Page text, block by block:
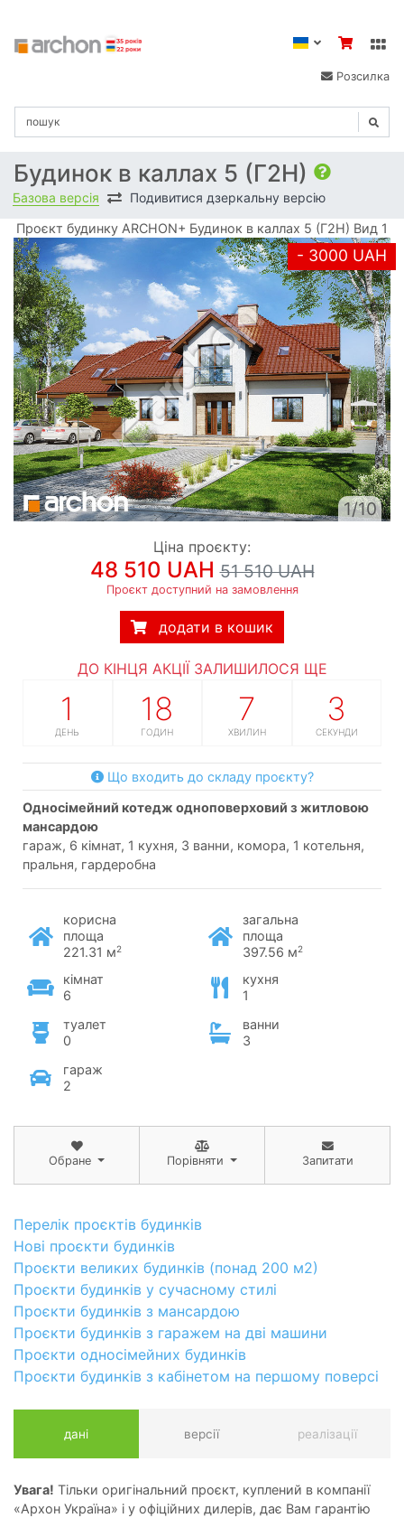
Розсилка
Будинок в каллах 5 (Г2Н)
Базова версія Подивитися дзеркальну версію
Проєкт будинку ARCHON+ Будинок в каллах 5 (Г2Н) Вид 1
- 3000 UAH
1/10
Ціна проєкту:
48 510 UAH51 510 UAH
Проєкт доступний на замовлення
додати в кошик
ДО КІНЦЯ АКЦІЇ ЗАЛИШИЛОСЯ ЩЕ
1
ДЕНЬ
18
ГОДИН
7
ХВИЛИН
2
СЕКУНДИ
Що входить до складу проєкту?
односімейний котедж одноповерховий з житловою
мансардою
гараж, 6 кімнат, 1 кухня, 3 ванни, комора, 1 котельня,
пральня, гардеробна
корисна
площа
221.31 м2
загальна
площа
397.56 м2
кімнат
6
кухня
1
туалет
0
ванни
3
гараж
2
Обране Порівняти Запитати
Перелік проєктів будинків
Нові проєкти будинків
Проєкти великих будинків (понад 200 м2)
Проєкти будинків у сучасному стилі
Проєкти будинків з мансардою
Проєкти будинків з гаражем на дві машини
Проєкти односімейних будинків
Проєкти будинків з кабінетом на першому поверсі
дані версії реалізації
Увага! Тільки оригінальний проєкт, куплений в компанії
«Архон Україна» і у офіційних дилерів, дає Вам гарантію